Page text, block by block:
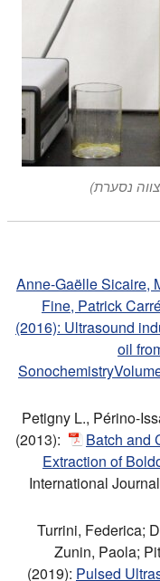
נסערת)
Anne-Gaëlle Sicaire,
Fine, Patrick
(2016): Ultrasound
oil
Petigny L., Périno-
(2013):
Batch and
Extraction of
International
Turrini, Federica;
Zunin, Paola;
(2019): Pulsed